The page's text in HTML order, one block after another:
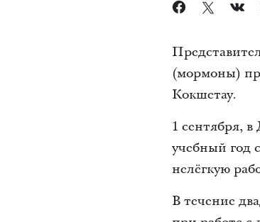
(мормоны)
Кокшетау.
1 сентября,
учебный год
нелёгкую
В течение